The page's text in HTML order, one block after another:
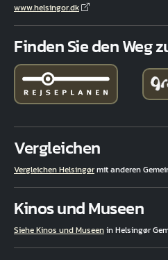
www.helsingor.dk
Finden Sie den Weg
Vergleichen
Vergleichen Helsingørmit anderen
Kinos und Museen
Siehe Kinos und Museenin Helsingør